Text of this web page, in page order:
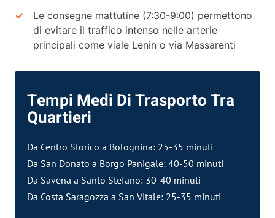
Le consegne mattutine (7:30-9:00) permettono
di evitare il traffico intenso nelle arterie
principali come viale Lenin o via Massarenti
Tempi Medi Di Trasporto Tra
Quartieri
Da Centro Storico a Bolognina: 25-35 minuti
Da San Donato a Borgo Panigale: 40-50 minuti
Da Savena a Santo Stefano: 30-40 minuti
Da Costa Saragozza a San Vitale: 25-35 minuti